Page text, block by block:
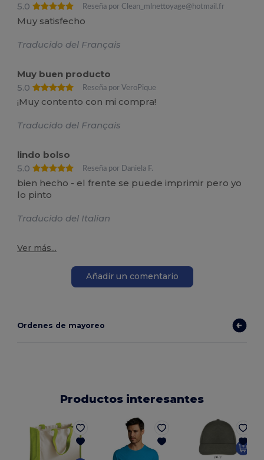
5.0 Reseña por Clean_mlnettoyage@hotmail.fr
Muy satisfecho
Traducido del Français
Muy buen producto
5.0
Reseña por VeroPique
¡Muy contento con mi compra!
Traducido del Français
lindo bolso
5.0
Reseña por Daniela F.
bien hecho - el frente se puede imprimir pero yo
lo pinto
Traducido del Italian
Ver más...
Añadir un comentario
Ordenes de mayoreo
Productos interesantes